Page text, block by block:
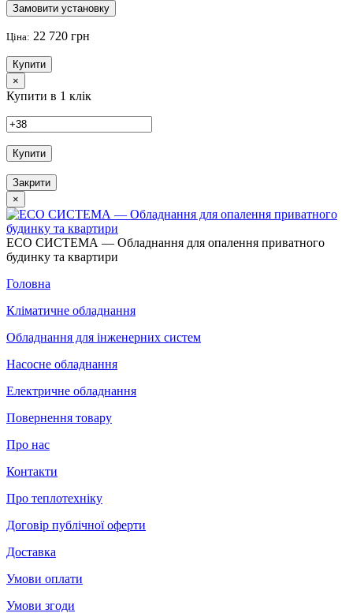
Замовити установку
Ціна: 22 720 грн
Купити
×
Купити в 1 клік
Купити
Закрити
×
ECO СИСТЕМА — Обладнання для опалення приватного
будинку та квартири
Головна
Кліматичне обладнання
Обладнання для інженерних систем
Насосне обладнання
Електричне обладнання
Повернення товару
Про нас
Контакти
Про теплотехніку
Договір публічної оферти
Доставка
Умови оплати
Умови згоди